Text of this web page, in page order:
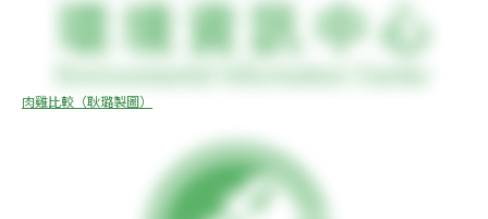
肉雞比較（耿璐製圖）